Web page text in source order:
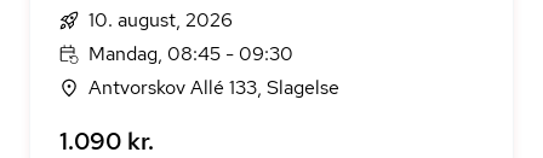
10. august, 2026
Mandag, 08:45 - 09:30
Antvorskov Allé 133, Slagelse
1.090 kr.